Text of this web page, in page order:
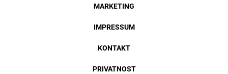
MARKETING
IMPRESSUM
KONTAKT
PRIVATNOST